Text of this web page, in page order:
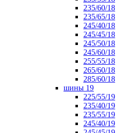
235/60/18
235/65/18
245/40/18
245/45/18
245/50/18
245/60/18
255/55/18
265/60/18
285/60/18
шины 19
225/55/19
235/40/19
235/55/19
245/40/19